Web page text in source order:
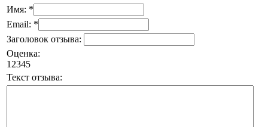
Имя: *
Email: *
Заголовок отзыва:
Оценка:
1 2345
Текст отзыва: